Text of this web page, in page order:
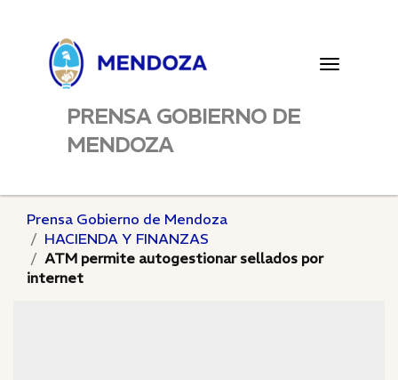
Toggle
PRENSA GOBIERNO DE
MENDOZA
Prensa Gobierno de Mendoza
HACIENDA Y FINANZAS
ATM permite autogestionar sellados por
internet